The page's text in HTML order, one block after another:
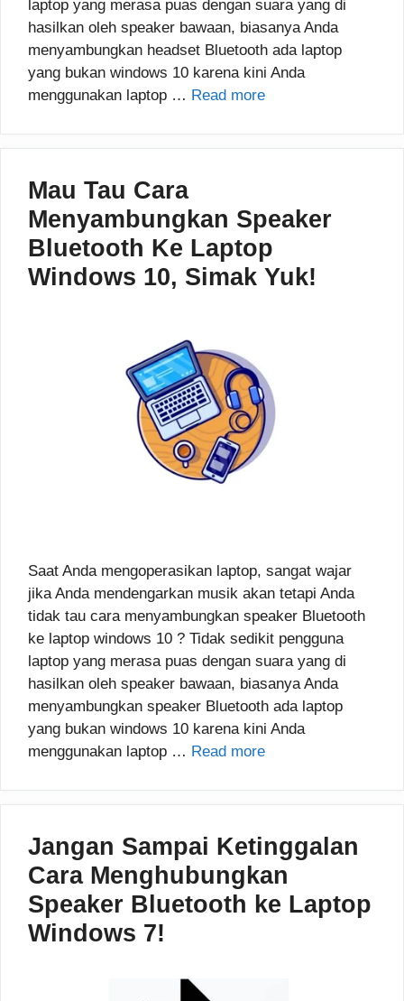
laptop yang merasa puas dengan suara yang di
hasilkan oleh speaker bawaan, biasanya Anda
menyambungkan headset Bluetooth ada laptop
yang bukan windows 10 karena kini Anda
menggunakan laptop … Read more
Mau Tau Cara
Menyambungkan Speaker
Bluetooth Ke Laptop
Windows 10, Simak Yuk!
Saat Anda mengoperasikan laptop, sangat wajar
jika Anda mendengarkan musik akan tetapi Anda
tidak tau cara menyambungkan speaker Bluetooth
ke laptop windows 10 ? Tidak sedikit pengguna
laptop yang merasa puas dengan suara yang di
hasilkan oleh speaker bawaan, biasanya Anda
menyambungkan speaker Bluetooth ada laptop
yang bukan windows 10 karena kini Anda
menggunakan laptop … Read more
Jangan Sampai Ketinggalan
Cara Menghubungkan
Speaker Bluetooth ke Laptop
Windows 7!